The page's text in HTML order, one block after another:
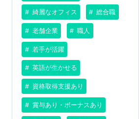
綺麗なオフィス 総合職
老舗企業 職人
若手が活躍
英語が生かせる
資格取得支援あり
賞与あり・ボーナスあり